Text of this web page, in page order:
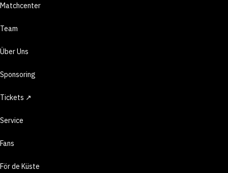
Matchcenter
Team
Über Uns
Sponsoring
Tickets ↗
Service
Fans
För de Küste